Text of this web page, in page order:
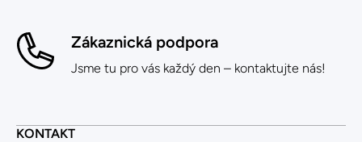
Zákaznická podpora
Jsme tu pro vás každý den – kontaktujte nás!
KONTAKT